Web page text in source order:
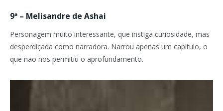
9ª – Melisandre de Ashai
Personagem muito interessante, que instiga curiosidade, mas
desperdiçada como narradora. Narrou apenas um capítulo, o
que não nos permitiu o aprofundamento.